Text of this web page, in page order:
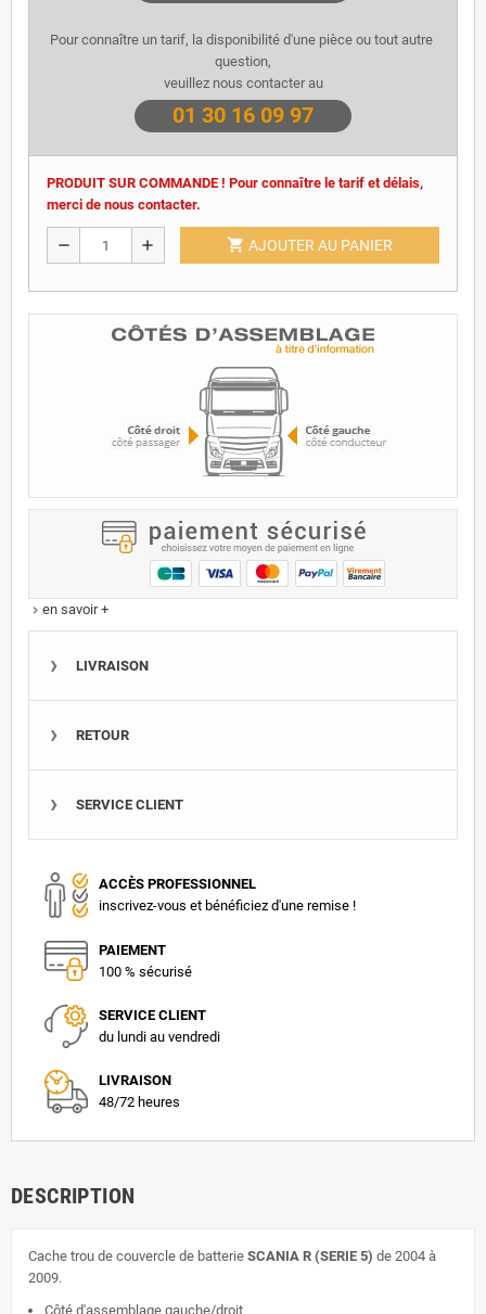
Pour connaître un tarif, la disponibilité d'une pièce ou tout autre
question,
veuillez nous contacter au
01 30 16 09 97
PRODUIT SUR COMMANDE ! Pour connaître le tarif et délais,
merci de nous contacter.
remove add shopping_cart AJOUTER AU PANIER
keyboard_arrow_right en savoir +
LIVRAISON
RETOUR
SERVICE CLIENT
ACCÈS PROFESSIONNEL
inscrivez-vous et bénéficiez d'une remise !
PAIEMENT
100 % sécurisé
SERVICE CLIENT
du lundi au vendredi
LIVRAISON
48/72 heures
DESCRIPTION
Cache trou de couvercle de batterie SCANIA R (SERIE 5) de 2004 à
2009.
Côté d'assemblage gauche/droit